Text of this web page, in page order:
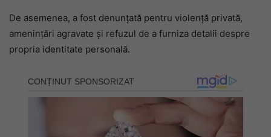
De asemenea, a fost denunțată pentru violență privată,
amenințări agravate și refuzul de a furniza detalii despre
propria identitate personală.